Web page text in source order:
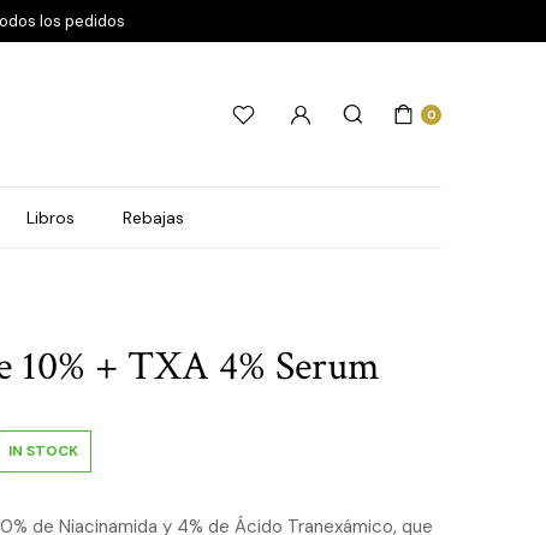
los pedidos
0
Libros Rebajas
10% + TXA 4% Serum
IN STOCK
de Niacinamida y 4% de Ácido Tranexámico, que